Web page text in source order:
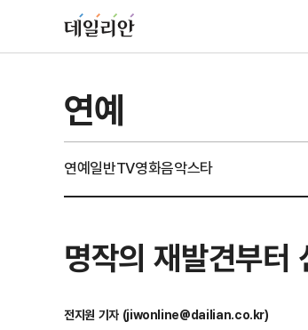
연예
연예일반TV영화음악스타
명작의 재발견부터
전지원 기자 (jiwonline@dailian.co.kr)